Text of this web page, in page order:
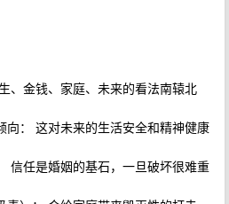
、金钱、家庭、未来的看法南辕北
向： 这对未来的生活安全和精神健康
信任是婚姻的基石，一旦破坏很难重